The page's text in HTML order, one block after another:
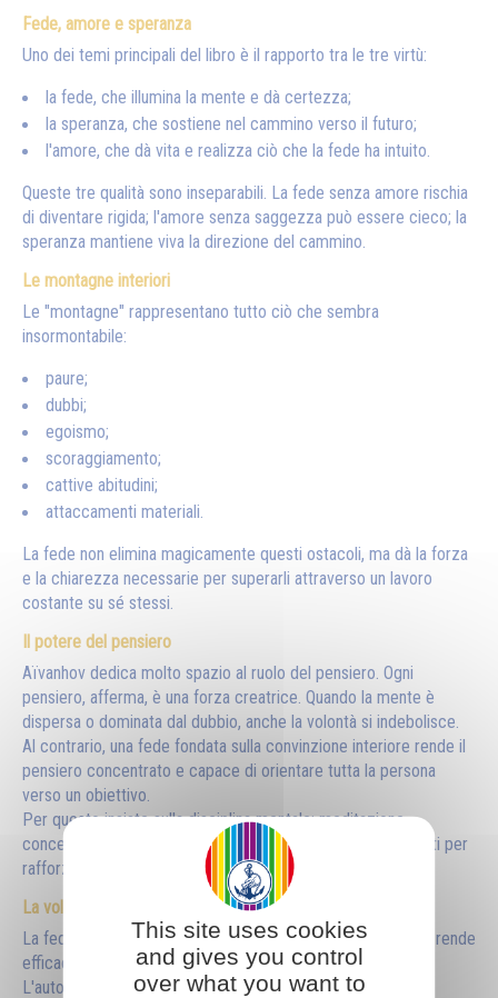
Fede, amore e speranza
Uno dei temi principali del libro è il rapporto tra le tre virtù:
la fede, che illumina la mente e dà certezza;
la speranza, che sostiene nel cammino verso il futuro;
l'amore, che dà vita e realizza ciò che la fede ha intuito.
Queste tre qualità sono inseparabili. La fede senza amore rischia
di diventare rigida; l'amore senza saggezza può essere cieco; la
speranza mantiene viva la direzione del cammino.
Le montagne interiori
Le "montagne" rappresentano tutto ciò che sembra
insormontabile:
paure;
dubbi;
egoismo;
scoraggiamento;
cattive abitudini;
attaccamenti materiali.
La fede non elimina magicamente questi ostacoli, ma dà la forza
e la chiarezza necessarie per superarli attraverso un lavoro
costante su sé stessi.
Il potere del pensiero
Aïvanhov dedica molto spazio al ruolo del pensiero. Ogni
pensiero, afferma, è una forza creatrice. Quando la mente è
dispersa o dominata dal dubbio, anche la volontà si indebolisce.
Al contrario, una fede fondata sulla convinzione interiore rende il
pensiero concentrato e capace di orientare tutta la persona
verso un obiettivo.
Per questo insiste sulla disciplina mentale: meditazione,
concentrazione, preghiera e contemplazione sono strumenti per
rafforzare la fede.
La volontà
La fede non sostituisce lo sforzo personale. Al contrario, lo rende
efficace.
L'autore spiega che:
This site uses cookies
and gives you control
over what you want to